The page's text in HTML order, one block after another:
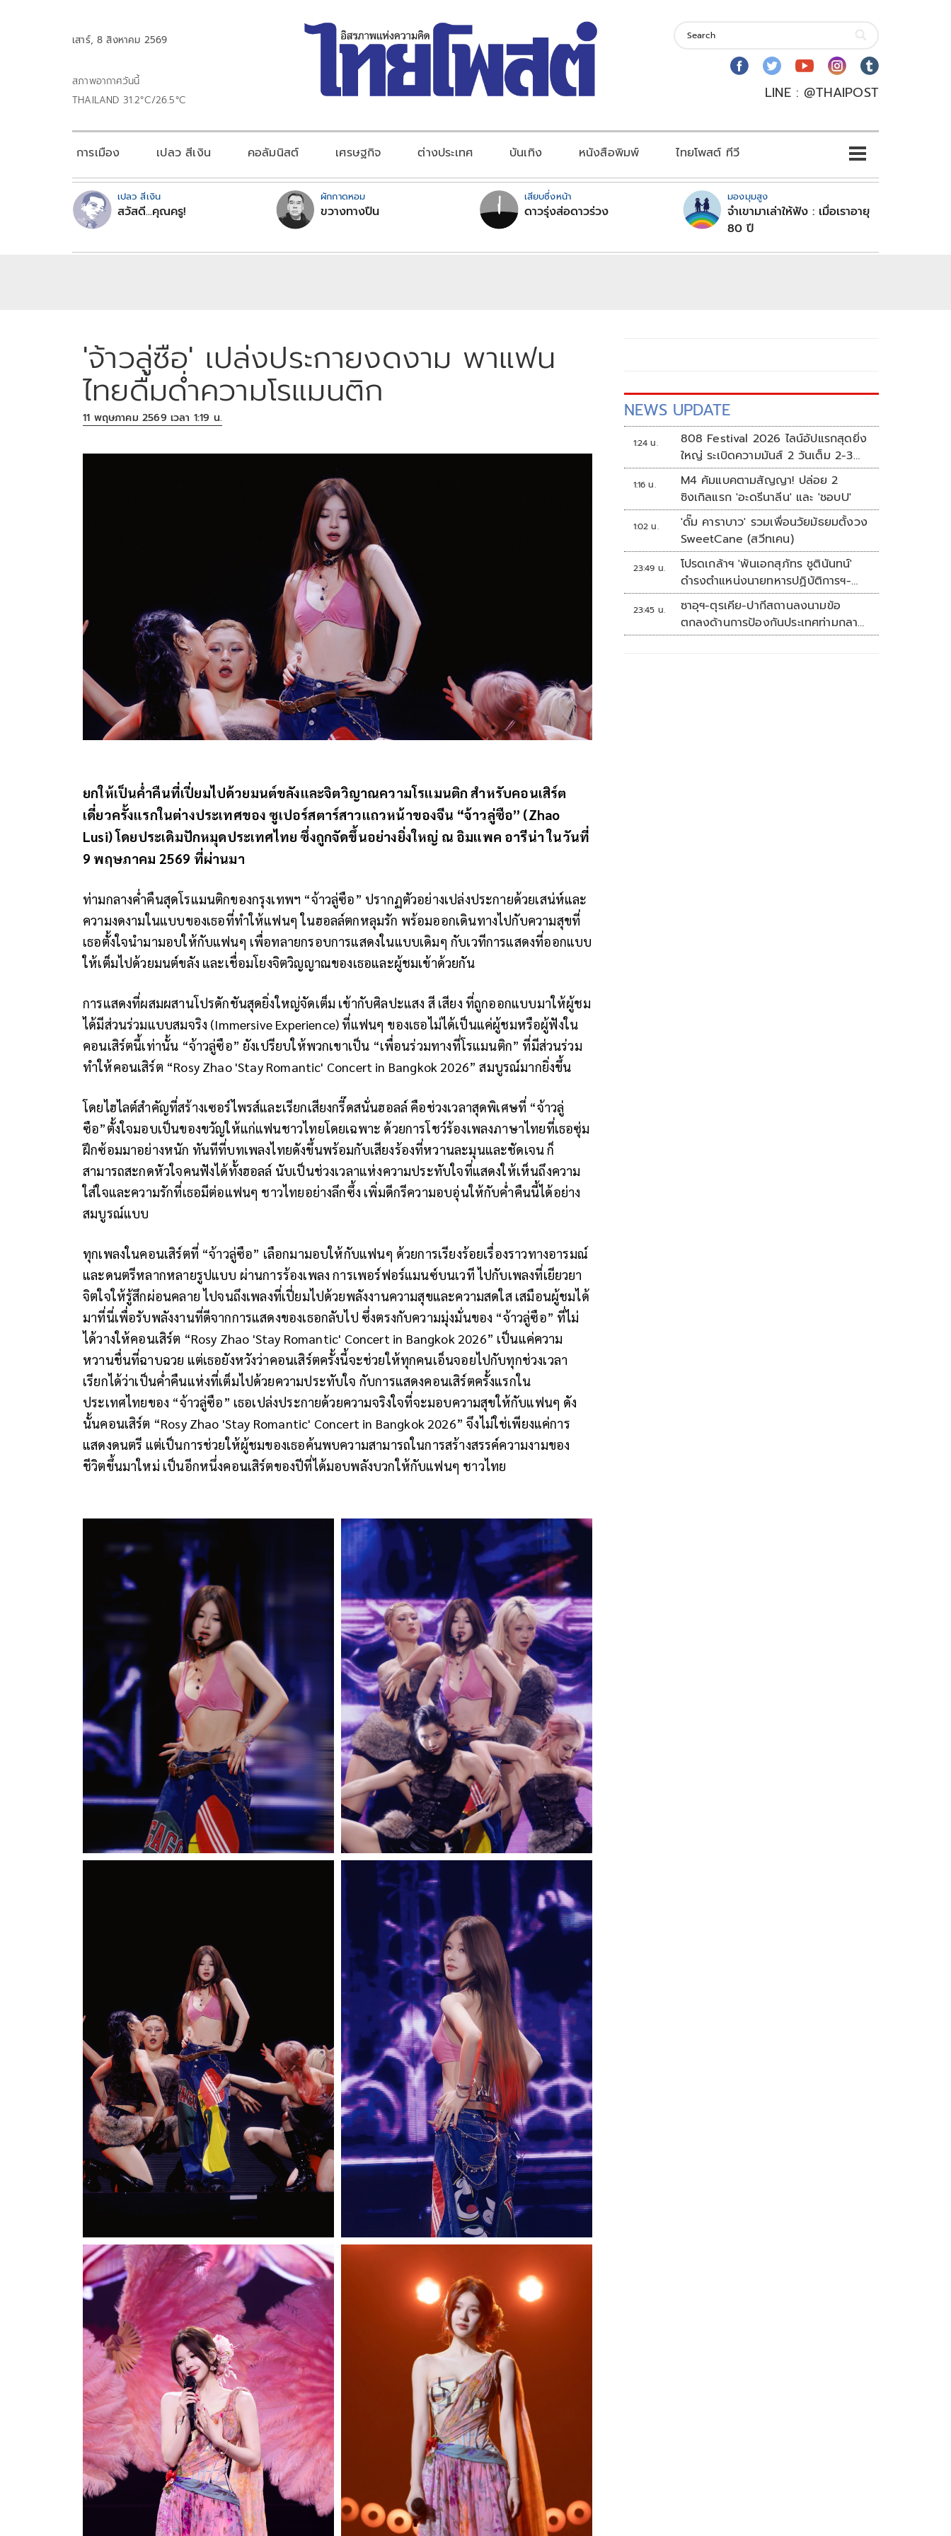
เสาร์, 8 สิงหาคม 2569
สภาพอากาศวันนี้
THAILAND 31.2°C/26.5°C
LINE : @THAIPOST
การเมือง เปลว สีเงิน คอลัมนิสต์ เศรษฐกิจ ต่างประเทศ บันเทิง หนังสือพิมพ์ ไทยโพสต์ ทีวี
เปลว สีเงิน
สวัสดี...คุณครู!
ผักกาดหอม
ขวางทางปืน
เสียบซึ่งหน้า
ดาวรุ่งส่อดาวร่วง
มองมุมสูง
จำเขามาเล่าให้ฟัง : เมื่อเราอายุ
80 ปี
'จ้าวลู่ซือ' เปล่งประกายงดงาม พาแฟน
ไทยดื่มด่ำความโรแมนติก
11 พฤษภาคม 2569 เวลา 1:19 น.
ยกให้เป็นค่ำคืนที่เปี่ยมไปด้วยมนต์ขลังและจิตวิญาณความโรแมนติก สำหรับคอนเสิร์ต
เดี่ยวครั้งแรกในต่างประเทศของ ซูเปอร์สตาร์สาวแถวหน้าของจีน “จ้าวลู่ซือ” (Zhao
Lusi) โดยประเดิมปักหมุดประเทศไทย ซึ่งถูกจัดขึ้นอย่างยิ่งใหญ่ ณ อิมแพค อารีน่า ในวันที่
9 พฤษภาคม 2569 ที่ผ่านมา
ท่ามกลางค่ำคืนสุดโรแมนติกของกรุงเทพฯ “จ้าวลู่ซือ” ปรากฏตัวอย่างเปล่งประกายด้วยเสน่ห์และ
ความงดงามในแบบของเธอที่ทำให้แฟนๆ ในฮอลล์ตกหลุมรัก พร้อมออกเดินทางไปกับความสุขที่
เธอตั้งใจนำมามอบให้กับแฟนๆ เพื่อทลายกรอบการแสดงในแบบเดิมๆ กับเวทีการแสดงที่ออกแบบ
ให้เต็มไปด้วยมนต์ขลัง และเชื่อมโยงจิตวิญญาณของเธอและผู้ชมเข้าด้วยกัน
การแสดงที่ผสมผสานโปรดักชันสุดยิ่งใหญ่จัดเต็ม เข้ากับศิลปะแสง สี เสียง ที่ถูกออกแบบมาให้ผู้ชม
ได้มีส่วนร่วมแบบสมจริง (Immersive Experience) ที่แฟนๆ ของเธอไม่ได้เป็นแค่ผู้ชมหรือผู้ฟังใน
คอนเสิร์ตนี้เท่านั้น “จ้าวลู่ซือ” ยังเปรียบให้พวกเขาเป็น “เพื่อนร่วมทางที่โรแมนติก” ที่มีส่วนร่วม
ทำให้คอนเสิร์ต “Rosy Zhao 'Stay Romantic' Concert in Bangkok 2026” สมบูรณ์มากยิ่งขึ้น
โดยไฮไลต์สำคัญที่สร้างเซอร์ไพรส์และเรียกเสียงกรี๊ดสนั่นฮอลล์ คือช่วงเวลาสุดพิเศษที่ “จ้าวลู่
ซือ”ตั้งใจมอบเป็นของขวัญให้แก่แฟนชาวไทยโดยเฉพาะ ด้วยการโชว์ร้องเพลงภาษาไทยที่เธอซุ่ม
ฝึกซ้อมมาอย่างหนัก ทันทีที่บทเพลงไทยดังขึ้นพร้อมกับเสียงร้องที่หวานละมุนและชัดเจน ก็
สามารถสะกดหัวใจคนฟังได้ทั้งฮอลล์ นับเป็นช่วงเวลาแห่งความประทับใจที่แสดงให้เห็นถึงความ
ใส่ใจและความรักที่เธอมีต่อแฟนๆ ชาวไทยอย่างลึกซึ้ง เพิ่มดีกรีความอบอุ่นให้กับค่ำคืนนี้ได้อย่าง
สมบูรณ์แบบ
ทุกเพลงในคอนเสิร์ตที่ “จ้าวลู่ซือ” เลือกมามอบให้กับแฟนๆ ด้วยการเรียงร้อยเรื่องราวทางอารมณ์
และดนตรีหลากหลายรูปแบบ ผ่านการร้องเพลง การเพอร์ฟอร์แมนซ์บนเวที ไปกับเพลงที่เยียวยา
จิตใจให้รู้สึกผ่อนคลาย ไปจนถึงเพลงที่เปี่ยมไปด้วยพลังงานความสุขและความสดใส เสมือนผู้ชมได้
มาที่นี่เพื่อรับพลังงานที่ดีจากการแสดงของเธอกลับไป ซึ่งตรงกับความมุ่งมั่นของ “จ้าวลู่ซือ” ที่ไม่
ได้วางให้คอนเสิร์ต “Rosy Zhao 'Stay Romantic' Concert in Bangkok 2026” เป็นแค่ความ
หวานชื่นที่ฉาบฉวย แต่เธอยังหวังว่าคอนเสิร์ตครั้งนี้จะช่วยให้ทุกคนเอ็นจอยไปกับทุกช่วงเวลา
เรียกได้ว่าเป็นค่ำคืนแห่งที่เต็มไปด้วยความประทับใจ กับการแสดงคอนเสิร์ตครั้งแรกใน
ประเทศไทยของ “จ้าวลู่ซือ” เธอเปล่งประกายด้วยความจริงใจที่จะมอบความสุขให้กับแฟนๆ ดัง
นั้นคอนเสิร์ต “Rosy Zhao 'Stay Romantic' Concert in Bangkok 2026” จึงไม่ใช่เพียงแค่การ
แสดงดนตรี แต่เป็นการช่วยให้ผู้ชมของเธอค้นพบความสามารถในการสร้างสรรค์ความงามของ
ชีวิตขึ้นมาใหม่ เป็นอีกหนึ่งคอนเสิร์ตของปีที่ได้มอบพลังบวกให้กับแฟนๆ ชาวไทย
NEWS UPDATE
1:24 น.
808 Festival 2026 ไลน์อัปแรกสุดยิ่ง
ใหญ่ ระเบิดความมันส์ 2 วันเต็ม 2-3
ต.ค.นี้
1:16 น.
M4 คัมแบคตามสัญญา! ปล่อย 2
ซิงเกิลแรก 'อะดรีนาลีน' และ 'ชอบU'
1:02 น.
'ดั๊ม คาราบาว' รวมเพื่อนวัยมัธยมตั้งวง
SweetCane (สวีทเคน)
23:49 น.
โปรดเกล้าฯ 'พันเอกสุภัทร ชูตินันทน์'
ดำรงตำแหน่งนายทหารปฏิบัติการฯ-
พระราชทานยศ 'พลตรี'
23:45 น.
ซาอุฯ-ตุรเคีย-ปากีสถานลงนามข้อ
ตกลงด้านการป้องกันประเทศท่ามกลาง
สงครามในภูมิภาค